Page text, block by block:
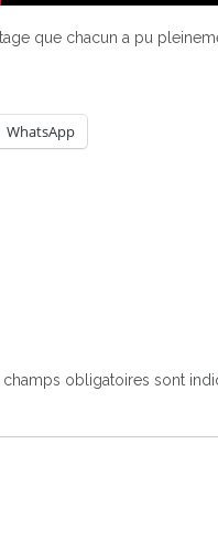
que chacun a pu
WhatsApp
champs obligatoires sont